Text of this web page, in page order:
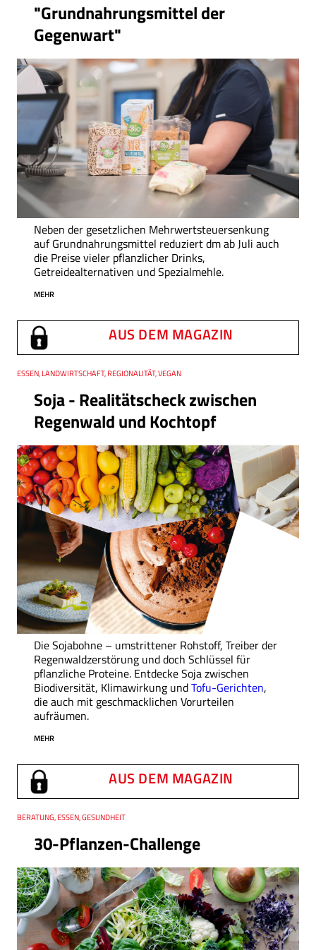
"Grundnahrungsmittel der
Gegenwart"
Neben der gesetzlichen Mehrwertsteuersenkung
auf Grundnahrungsmittel reduziert dm ab Juli auch
die Preise vieler pflanzlicher Drinks,
Getreidealternativen und Spezialmehle.
MEHR
AUS DEM MAGAZIN
Soja - Realitätscheck zwischen
Regenwald und Kochtopf
Thema
ESSEN, LANDWIRTSCHAFT, REGIONALITÄT, VEGAN
Die Sojabohne – umstrittener Rohstoff, Treiber der
Regenwaldzerstörung und doch Schlüssel für
pflanzliche Proteine. Entdecke Soja zwischen
Biodiversität, Klimawirkung undTofu-Gerichten,
die auch mit geschmacklichen Vorurteilen
aufräumen.
MEHR
AUS DEM MAGAZIN
30-Pflanzen-Challenge
Thema
BERATUNG, ESSEN, GESUNDHEIT